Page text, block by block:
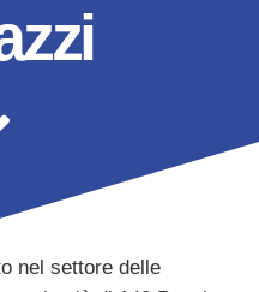
nel settore delle